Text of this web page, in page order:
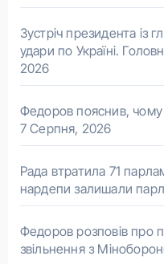
Зустріч президента
удари по Україні.
2026
Федоров пояснив, чому
7 Серпня, 2026
Рада втратила 71
нардепи залишали
Федоров розповів про
звільнення з